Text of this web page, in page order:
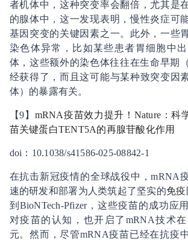
者机体中，这种突变率会翻倍，尤其是
的腺体中，这一发现表明，慢性炎症可
基因突变的关键因素之一。此外，一些
染色体异常，比如某些患者胃细胞中
体，这些额外的染色体往往在生命早期
经获得了，而且这可能与某种致突变因
体）的暴露有关。
【9】 mRNA疫苗效力提升！Nature：科
苗关键蛋白TENT5A的再腺苷酸化作用
doi：10.1038/s41586-025-08842-1
在抗击新冠疫情的全球战役中，mRNA
速的研发和部署为人类筑起了坚实的免疫
到BioNTech-Pfizer，这些疫苗的成功应
对疫苗的认知，也开启了mRNA技术
元。然而，尽管mRNA疫苗已经在抗疫